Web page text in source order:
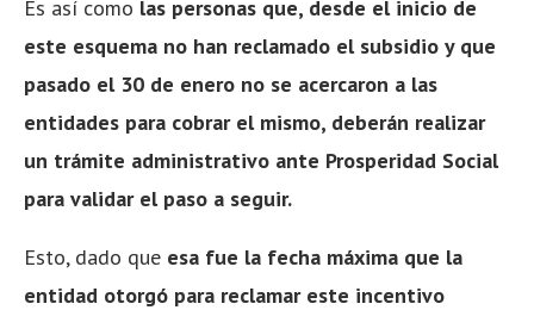
Es así como las personas que, desde el inicio de
este esquema no han reclamado el subsidio y que
pasado el 30 de enero no se acercaron a las
entidades para cobrar el mismo, deberán realizar
un trámite administrativo ante Prosperidad Social
para validar el paso a seguir.
Esto, dado que esa fue la fecha máxima que la
entidad otorgó para reclamar este incentivo